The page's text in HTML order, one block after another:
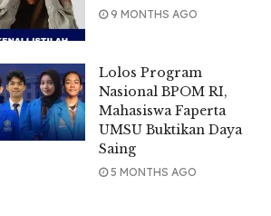
9 MONTHS AGO
Lolos Program
Nasional BPOM RI,
Mahasiswa Faperta
UMSU Buktikan Daya
Saing
5 MONTHS AGO